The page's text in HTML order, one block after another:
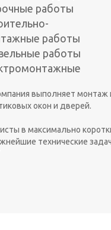
работы
работы
работы
выполняет монтаж
окон и дверей.
в максимально
технические